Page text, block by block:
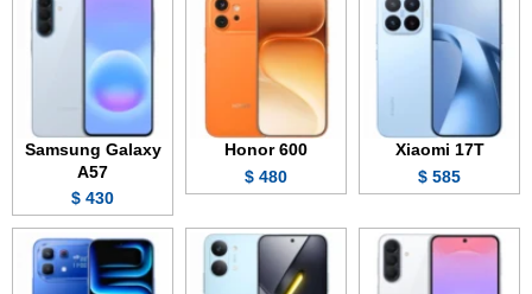
Xiaomi 17T
585 $
Honor 600
480 $
Samsung Galaxy
A57
430 $